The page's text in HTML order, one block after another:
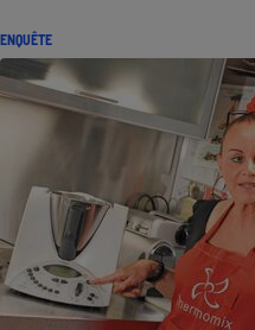
ENQUÊTE